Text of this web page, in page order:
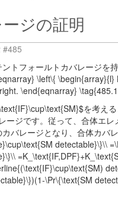
ジの証明
#485
トフォールトカバレージを
\left\{
\end{eqnarray}
を考え
ージです。従って、合体エ
バレージとなり、合体カ
detectable}\}\\
\Pr\{\text{SM